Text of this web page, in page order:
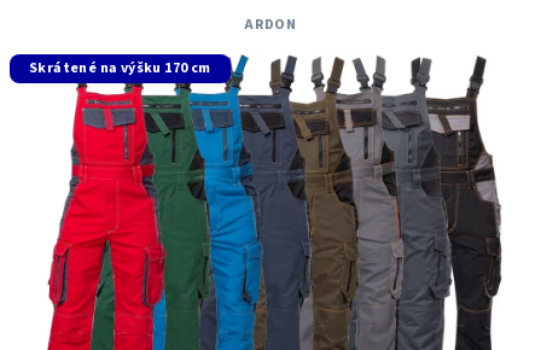
ARDON
Skrátené na výšku 170 cm